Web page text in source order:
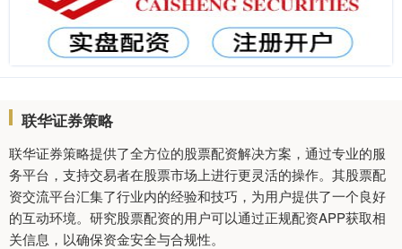
联华证券策略
联华证券策略提供了全方位的股票配资解决方案，通过专业的服
务平台，支持交易者在股票市场上进行更灵活的操作。其股票配
资交流平台汇集了行业内的经验和技巧，为用户提供了一个良好
的互动环境。研究股票配资的用户可以通过正规配资APP获取相
关信息，以确保资金安全与合规性。